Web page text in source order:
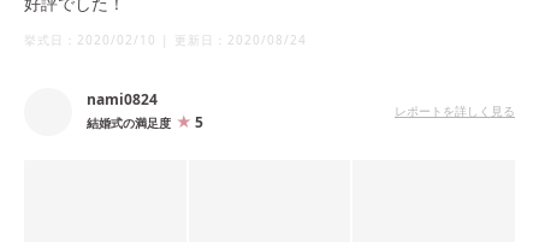
挙式日： 2020/02/10 | 更新日： 2020/08/24
nami0824
結婚式の満足度 5
レポートを詳しく見る